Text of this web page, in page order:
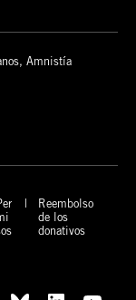
Amnistía
Reembolso
de los
donativos